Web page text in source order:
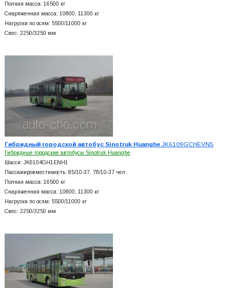
Полная масса: 16500 кг
Снаряженная масса: 10800, 11300 кг
Нагрузки по осям: 5500/11000 кг
Свес: 2250/3250 мм
Гибридный городской автобус Sinotruk HuangheJK6109GCHEVN5
Гибридные городские автобусы Sinotruk Huanghe
Шасси: JK6104GH1ENH1
Пассажировместимость: 85/10-37, 78/10-37 чел.
Полная масса: 16500 кг
Снаряженная масса: 10800, 11300 кг
Нагрузки по осям: 5500/11000 кг
Свес: 2250/3250 мм